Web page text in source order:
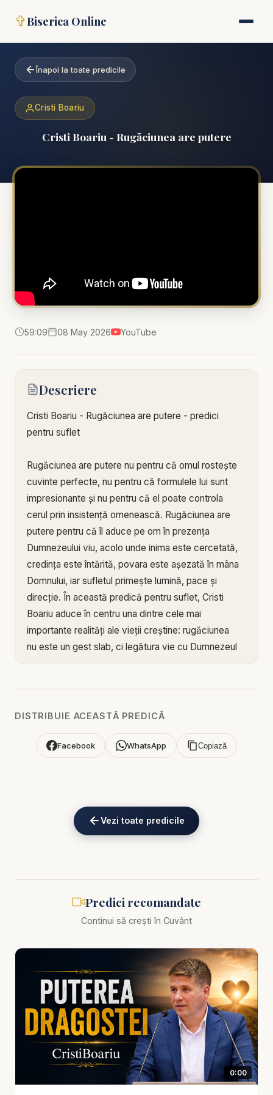
✞Biserica Online
Înapoi la toate predicile
Cristi Boariu
Cristi Boariu - Rugăciunea are putere
59:09 08 May 2026 YouTube
Descriere
Cristi Boariu - Rugăciunea are putere - predici
pentru suflet
Rugăciunea are putere nu pentru că omul rostește
cuvinte perfecte, nu pentru că formulele lui sunt
impresionante și nu pentru că el poate controla
cerul prin insistență omenească. Rugăciunea are
putere pentru că îl aduce pe om în prezența
Dumnezeului viu, acolo unde inima este cercetată,
credința este întărită, povara este așezată în mâna
Domnului, iar sufletul primește lumină, pace și
direcție. În această predică pentru suflet, Cristi
Boariu aduce în centru una dintre cele mai
importante realități ale vieții creștine: rugăciunea
nu este un gest slab, ci legătura vie cu Dumnezeul
doar o cerere adresată lui Dumnezeu atunci când
sufletului, locul în care omul își recunoaște
copleșește sau când nu mai pot controla situația.
Dar rugăciunea nu este doar ultima ieșire din
Predica scoate în evidență faptul că puterea
rugăciunii nu stă în puterea celui care se roagă, ci
în puterea Celui căruia ne rugăm. Omul este limitat,
obosit, slab, adesea confuz și incapabil să vadă
inima, știe viitorul și poate lucra acolo unde omul nu
mai vede nicio ieșire. De aceea, rugăciunea devine
locul în care neputința omului se întâlnește cu
puterea lui Dumnezeu. Nu ne rugăm pentru că
suntem tari, ci pentru că știm că fără Dumnezeu
nu putem sta în picioare.
În același timp, Cristi Boariu subliniază că
rugăciunea are putere să schimbe nu doar
DISTRIBUIE ACEASTĂ PREDICĂ
Facebook WhatsApp Copiază
Vezi toate predicile
Predici recomandate
Continui să crești în Cuvânt
0:00